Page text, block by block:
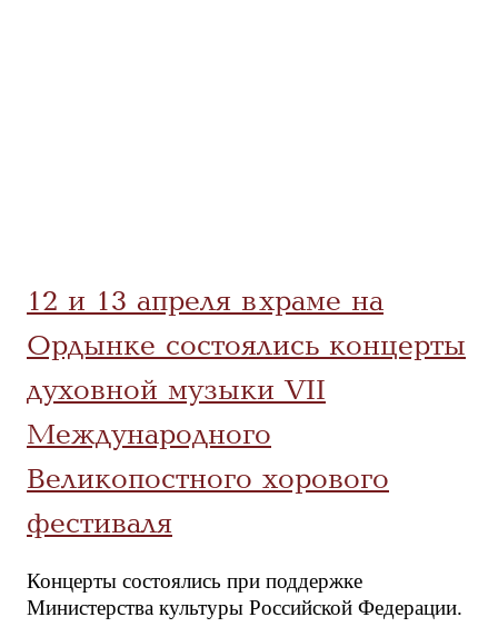
12 и 13 апреля в храме на
Ордынке состоялись концерты
духовной музыки VII
Международного
Великопостного хорового
фестиваля
Концерты состоялись при поддержке
Министерства культуры Российской Федерации.